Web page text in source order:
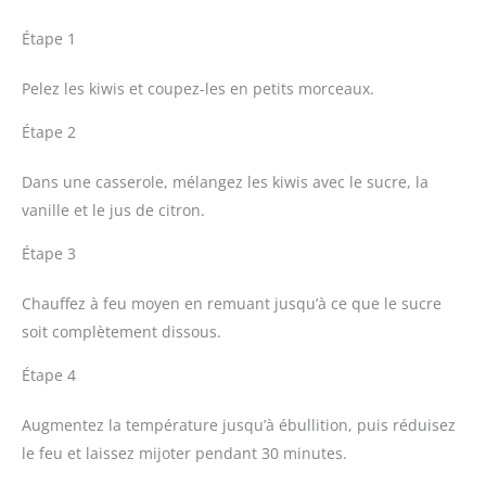
Étape 1
Pelez les kiwis et coupez-les en petits morceaux.
Étape 2
Dans une casserole, mélangez les kiwis avec le sucre, la
vanille et le jus de citron.
Étape 3
Chauffez à feu moyen en remuant jusqu’à ce que le sucre
soit complètement dissous.
Étape 4
Augmentez la température jusqu’à ébullition, puis réduisez
le feu et laissez mijoter pendant 30 minutes.